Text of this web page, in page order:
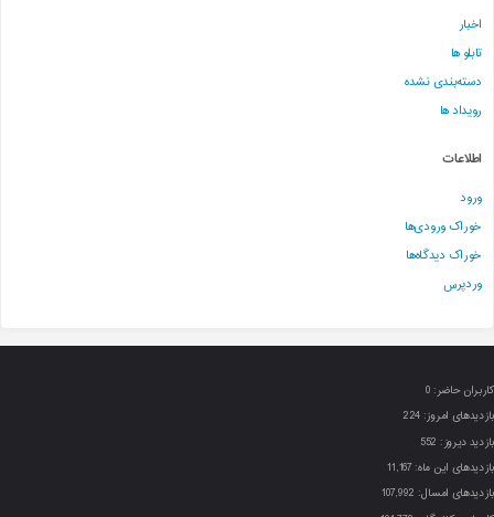
اخبار
تابلو ها
دسته‌بندی نشده
رویداد ها
اطلاعات
ورود
خوراک ورودی‌ها
خوراک دیدگاه‌ها
وردپرس
کاربران حاضر: 0
بازدیدهای امروز: 224
بازدید دیروز: 552
بازدیدهای این ماه:11,167
بازدیدهای امسال: 107,992